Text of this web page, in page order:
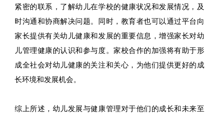
紧密的联系，了解幼儿在学校的健康状况和发展情况，及
时沟通和协商解决问题。同时，教育者也可以通过平台向
家长提供有关幼儿健康和发展的重要信息，增强家长对幼
儿管理健康的认识和参与度。家校合作的加强将有助于形
成全社会对幼儿健康的关注和关心，为他们提供更好的成
长环境和发展机会。
综上所述，幼儿发展与健康管理对于他们的成长和未来至